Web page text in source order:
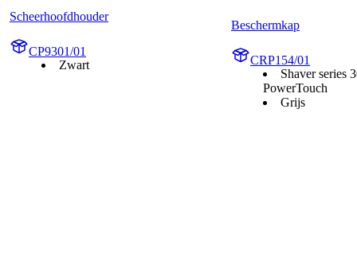
Scheerhoofdhouder
CP9301/01
Zwart
Beschermkap
CRP154/01
Shaver series
PowerTouch
Grijs